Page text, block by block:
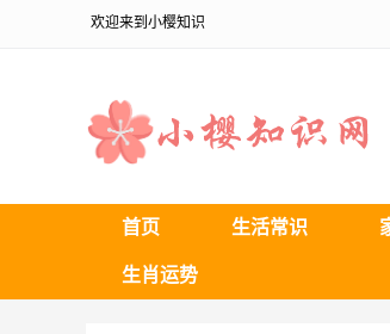
欢迎来到小樱知识
首页 生活常识
生肖运势